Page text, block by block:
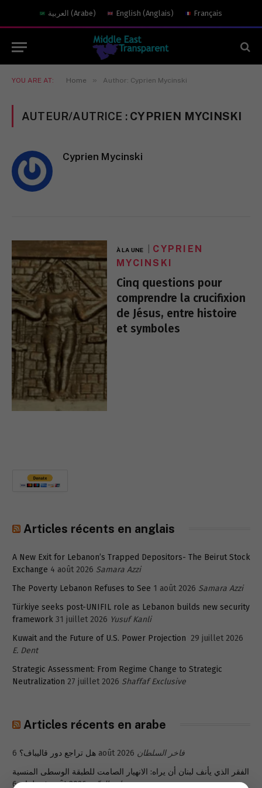
العربية (Arabe) English (Anglais) Français
YOU ARE AT: Home » Author: Cyprien Mycinski
AUTEUR/AUTRICE : CYPRIEN MYCINSKI
Cyprien Mycinski
À LA UNE
CYPRIEN
MYCINSKI
Cinq questions pour
comprendre la crucifixion
de Jésus, entre histoire
et symboles
Articles récents en anglais
A New Exit for Lebanon’s Trapped Depositors- The Beirut Stock
Exchange 4 août 2026 Samara Azzi
The Poverty Lebanon Refuses to See 1 août 2026 Samara Azzi
Türkiye seeks post-UNIFIL role as Lebanon builds new security
framework 31 juillet 2026 Yusuf Kanli
Kuwait and the Future of U.S. Power Projection 29 juillet 2026
E. Dent
Strategic Assessment: From Regime Change to Strategic
Neutralization 27 juillet 2026 Shaffaf Exclusive
Articles récents en arabe
هل تراجع دور قاليباف؟ 6 août 2026 فاخر السلطان
الفقر الذي يأنف لبنان أن يراه: الانهيار الصامت للطبقة الوسطى المنسية
في لبنان6 août 2026 سمارة القزّي